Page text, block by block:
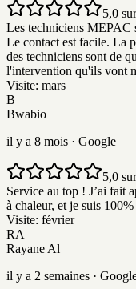
5,0
Les techniciens MEPAC
Le contact est facile. La
des techniciens sont de
l'intervention qu'ils vont
Visite: mars
B
Bwabio
il y a 8 mois · Google
5,0
Service au top ! J’ai fait
à chaleur, et je suis
Visite: février
RA
Rayane Al
il y a 2 semaines ·